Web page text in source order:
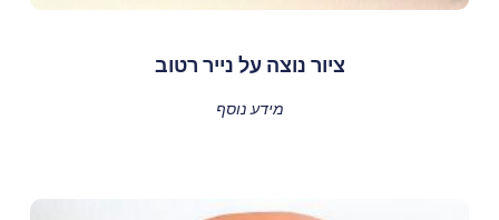
ציור נוצה על נייר רטוב
מידע נוסף